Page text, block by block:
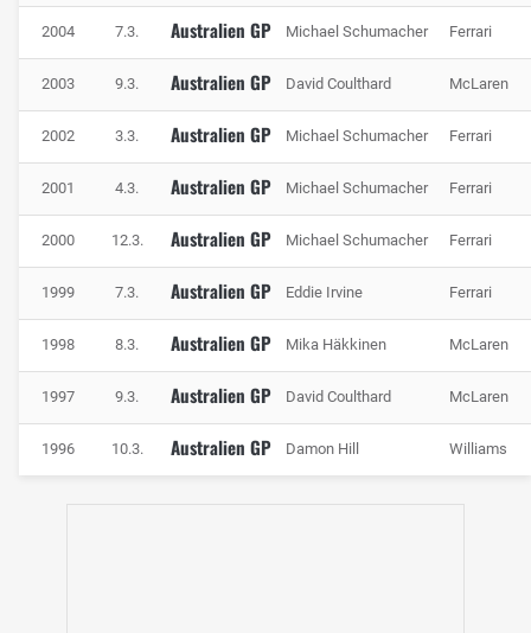
2004 7.3. Australien GP Michael Schumacher Ferrari
2003 9.3. Australien GP David Coulthard McLaren
2002 3.3. Australien GP Michael Schumacher Ferrari
2001 4.3. Australien GP Michael Schumacher Ferrari
2000 12.3. Australien GP Michael Schumacher Ferrari
1999 7.3. Australien GP Eddie Irvine Ferrari
1998 8.3. Australien GP Mika Häkkinen McLaren
1997 9.3. Australien GP David Coulthard McLaren
1996 10.3. Australien GP Damon Hill Williams